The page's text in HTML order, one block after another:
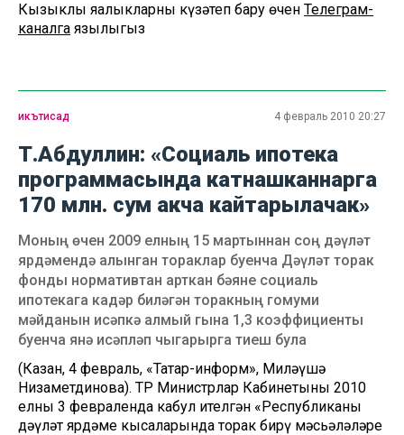
Кызыклы яңалыкларны күзәтеп бару өчен Телеграм-
каналга язылыгыз
икътисад 4 февраль 2010 20:27
Т.Абдуллин: «Социаль ипотека
программасында катнашканнарга
170 млн. сум акча кайтарылачак»
Моның өчен 2009 елның 15 мартыннан соң дәүләт
ярдәмендә алынган тораклар буенча Дәүләт торак
фонды нормативтан арткан бәяне социаль
ипотекага кадәр биләгән торакның гомуми
мәйданын исәпкә алмый гына 1,3 коэффициенты
буенча янә исәпләп чыгарырга тиеш була
(Казан, 4 февраль, «Татар-информ», Миләүшә
Низаметдинова). ТР Министрлар Кабинетының 2010
елның 3 февраленда кабул ителгән «Республиканың
дәүләт ярдәме кысаларында торак бирү мәсьәләләре